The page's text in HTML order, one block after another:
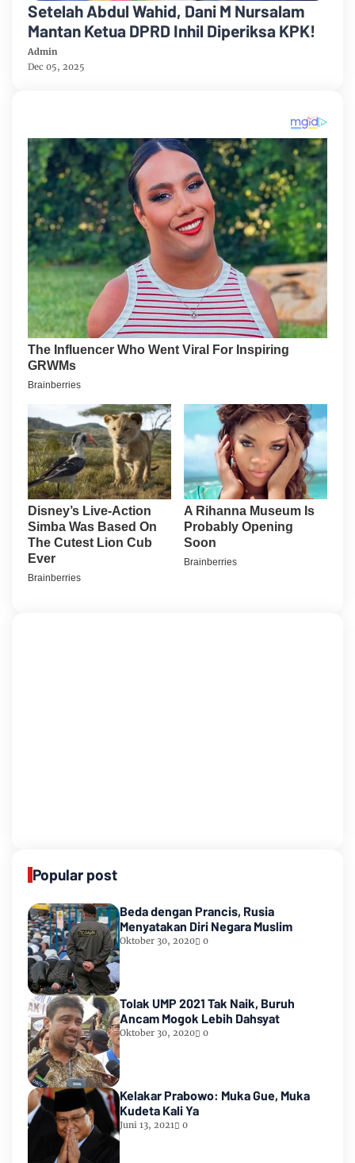
Setelah Abdul Wahid, Dani M Nursalam
Mantan Ketua DPRD Inhil Diperiksa KPK!
Admin
Dec 05, 2025
Popular post
Beda dengan Prancis, Rusia
Menyatakan Diri Negara Muslim
Oktober 30, 2020 0
Tolak UMP 2021 Tak Naik, Buruh
Ancam Mogok Lebih Dahsyat
Oktober 30, 2020 0
Kelakar Prabowo: Muka Gue, Muka
Kudeta Kali Ya
Juni 13, 2021 0